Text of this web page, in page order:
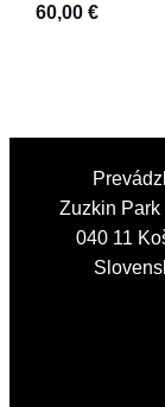
60,00 €
Zuzkin Park
040 11